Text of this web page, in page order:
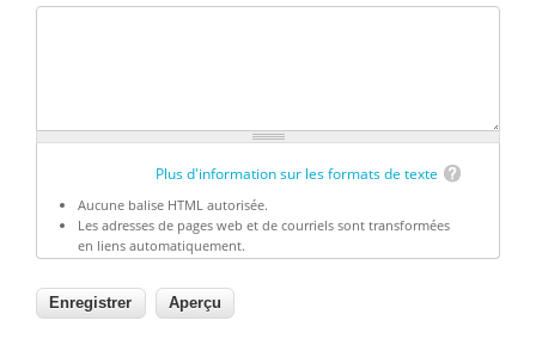
Plus d'information sur les formats de texte
Aucune balise HTML autorisée.
Les adresses de pages web et de courriels sont transformées
en liens automatiquement.